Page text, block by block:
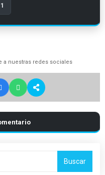
1
a nuestras redes sociales